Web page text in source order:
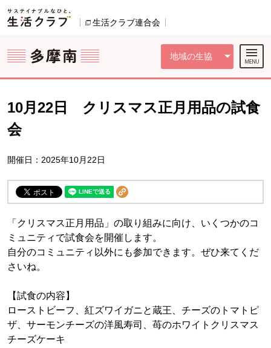
ページの先頭です。
生活クラブ連合会
地域の生協
ここからサイト内共通メニューです。
サイト内共通メニューをスキップする
サイト内共通メニューここまで。
10月22日 クリスマス正月用品の試食
会
開催日：2025年10月22日
「クリスマス正月用品」の取り組みに向け、いくつかのコ
ミュニティで試食会を開催します。
自分のコミュニティ以外にも参加できます。ぜひ来てくだ
さいね。
【試食の内容】
ローストビーフ、紅ズワイガニと蔵王、チーズのトマトピ
ザ、サーモンチーズの洋風寿司、苺のホワイトクリスマス
チーズケーキ